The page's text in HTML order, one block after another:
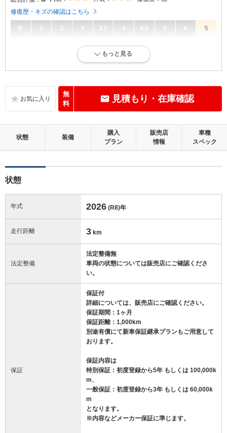
修復歴・キズの確認はこちら
R 1 2 3 3.5 4 4.5 5 6 S
新車登録後12ヶ月未満、走行距離1万km以下で、内外装にダメージがな
無キズ、もしくは傷みや汚れなどがほぼない、とても綺麗な状態です。
外装：
無キズ、もしくはキズやヘコミなどがほぼない、とても綺麗な状態で
修復歴：無
もっと見る
無
料
見積もり・在庫確認
状態 装備
購入
プラン
販売店
情報
車種
スペック
状態
年式 2026 (R8)年
走行距離 3 km
法定整備
法定整備無
車両の状態については販売店にご確認くださ
い。
保証
保証付
詳細については、販売店にご確認ください。
保証期間：1ヶ月
保証距離：1,000km
別途有償にて新車保証継承プランもご用意して
おります。
保証内容は
特別保証：初度登録から5年 もしくは 100,000k
m、
一般保証：初度登録から3年 もしくは 60,000k
m
となります。
※内容などメーカー保証に準じます。